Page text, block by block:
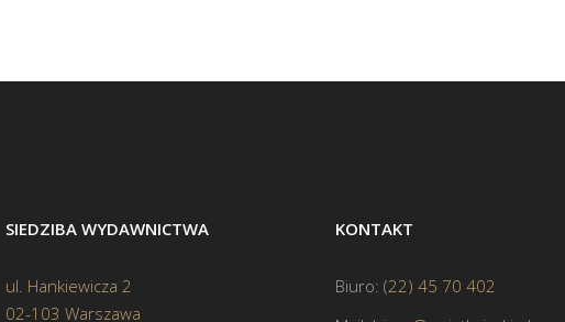
SIEDZIBA WYDAWNICTWA
ul. Hankiewicza 2
02-103 Warszawa
KONTAKT
Biuro: (22) 45 70 402